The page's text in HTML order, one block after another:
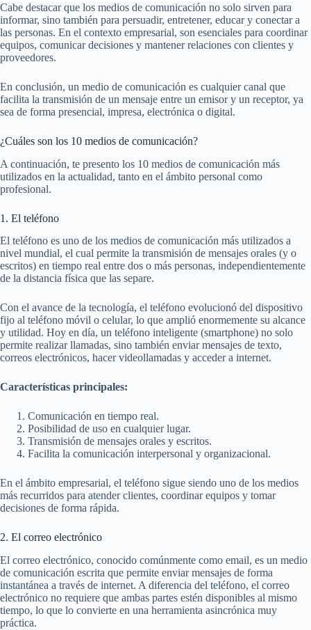
Cabe destacar que los medios de comunicación no solo sirven para
informar, sino también para persuadir, entretener, educar y conectar a
las personas. En el contexto empresarial, son esenciales para coordinar
equipos, comunicar decisiones y mantener relaciones con clientes y
proveedores.
En conclusión, un medio de comunicación es cualquier canal que
facilita la transmisión de un mensaje entre un emisor y un receptor, ya
sea de forma presencial, impresa, electrónica o digital.
¿Cuáles son los 10 medios de comunicación?
A continuación, te presento los 10 medios de comunicación más
utilizados en la actualidad, tanto en el ámbito personal como
profesional.
1. El teléfono
El teléfono es uno de los medios de comunicación más utilizados a
nivel mundial, el cual permite la transmisión de mensajes orales (y o
escritos) en tiempo real entre dos o más personas, independientemente
de la distancia física que las separe.
Con el avance de la tecnología, el teléfono evolucionó del dispositivo
fijo al teléfono móvil o celular, lo que amplió enormemente su alcance
y utilidad. Hoy en día, un teléfono inteligente (smartphone) no solo
permite realizar llamadas, sino también enviar mensajes de texto,
correos electrónicos, hacer videollamadas y acceder a internet.
Características principales:
Comunicación en tiempo real.
Posibilidad de uso en cualquier lugar.
Transmisión de mensajes orales y escritos.
Facilita la comunicación interpersonal y organizacional.
En el ámbito empresarial, el teléfono sigue siendo uno de los medios
más recurridos para atender clientes, coordinar equipos y tomar
decisiones de forma rápida.
2. El correo electrónico
El correo electrónico, conocido comúnmente como email, es un medio
de comunicación escrita que permite enviar mensajes de forma
instantánea a través de internet. A diferencia del teléfono, el correo
electrónico no requiere que ambas partes estén disponibles al mismo
tiempo, lo que lo convierte en una herramienta asincrónica muy
práctica.